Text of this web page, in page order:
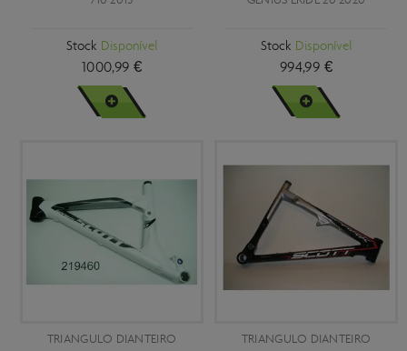
Stock Disponível
1000,99 €
VER MAIS
Stock Disponível
994,99 €
VER MAIS
TRIANGULO DIANTEIRO
TRIANGULO DIANTEIRO